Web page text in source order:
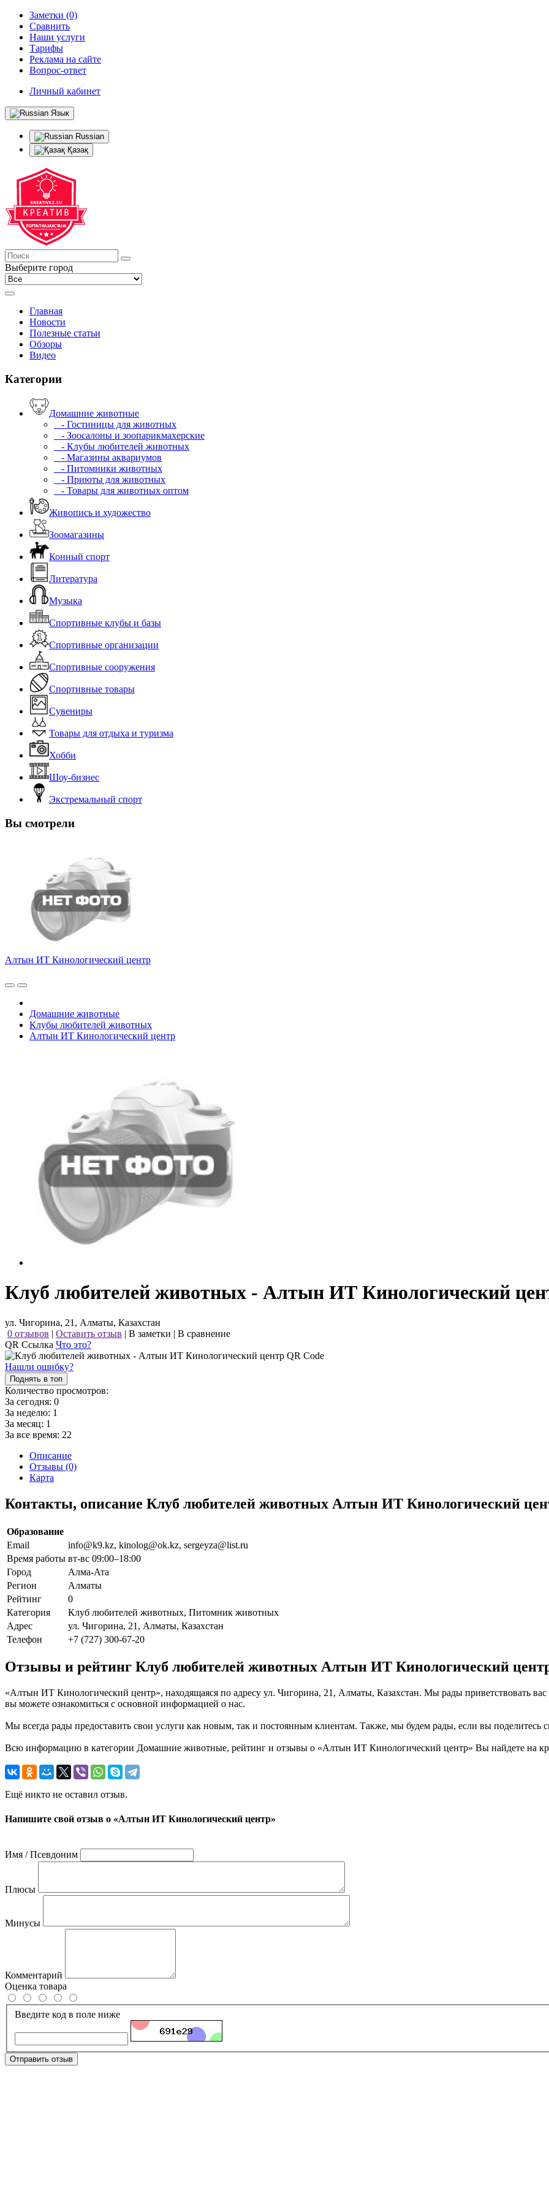
Заметки (0)
Сравнить
Наши услуги
Тарифы
Реклама на сайте
Вопрос-ответ
Личный кабинет
Язык
Russian
Қазақ
Выберите город
Главная
Новости
Полезные статьи
Обзоры
Видео
Категории
Домашние животные
- Гостиницы для животных
- Зоосалоны и зоопарикмахерские
- Клубы любителей животных
- Магазины аквариумов
- Питомники животных
- Приюты для животных
- Товары для животных оптом
Живопись и художество
Зоомагазины
Конный спорт
Литература
Музыка
Спортивные клубы и базы
Спортивные организации
Спортивные сооружения
Спортивные товары
Сувениры
Товары для отдыха и туризма
Хобби
Шоу-бизнес
Экстремальный спорт
Вы смотрели
Алтын ИТ Кинологический центр
Домашние животные
Клубы любителей животных
Алтын ИТ Кинологический центр
Клуб любителей животных - Алтын ИТ Кинологический
ул. Чигорина, 21, Алматы, Казахстан
0 отзывов | Оставить отзыв | В заметки | В сравнение
QR Ссылка Что это?
Нашли ошибку?
Поднять в топ
Количество просмотров:
За сегодня: 0
За неделю: 1
За месяц: 1
За все время: 22
Описание
Отзывы (0)
Карта
Контакты, описание Клуб любителей животных Алтын ИТ Кинологический
Образование
Email
info@k9.kz, kinolog@ok.kz, sergeyza@list.ru
Время работы вт-вс 09:00–18:00
Город
Алма-Ата
Регион
Алматы
Рейтинг
0
Категория
Клуб любителей животных, Питомник животных
Адрес
ул. Чигорина, 21, Алматы, Казахстан
Телефон
+7 (727) 300-67-20
Отзывы и рейтинг Клуб любителей животных Алтын ИТ Кинологический
«Алтын ИТ Кинологический центр», находящаяся по адресу ул. Чигорина, 21, Алматы, Казахстан. Мы рады приветствовать
вы можете ознакомиться с основной информацией о нас.
Мы всегда рады предоставить свои услуги как новым, так и постоянным клиентам. Также, мы будем рады, если вы поделитесь
Всю информацию в категории Домашние животные, рейтинг и отзывы о «Алтын ИТ Кинологический центр» Вы найдете на
Ещё никто не оставил отзыв.
Напишите свой отзыв о «Алтын ИТ Кинологический центр»
Имя / Псевдоним
Плюсы
Минусы
Комментарий
Оценка товара
Введите код в поле ниже
Отправить отзыв